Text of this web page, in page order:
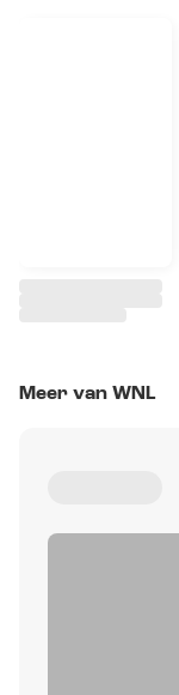
Meer van WNL